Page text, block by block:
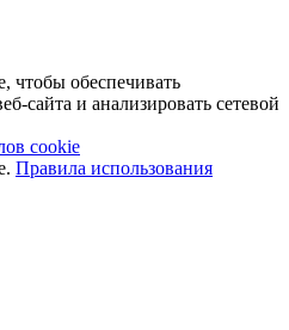
чтобы обеспечивать
сайта и анализировать сетевой
cookie
Правила использования